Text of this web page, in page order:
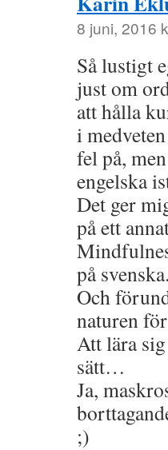
8 juni, 2016
Så lustigt
just om
att hålla
i
fel på,
engelska
Det ger
på ett
på
Och
naturen
Att lära
sätt…
Ja,
;)